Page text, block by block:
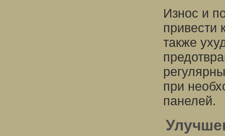
Износ и
привести
также
при
панелей.